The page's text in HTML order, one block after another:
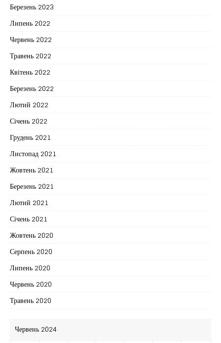
Березень 2023
Липень 2022
Червень 2022
Травень 2022
Квітень 2022
Березень 2022
Лютий 2022
Січень 2022
Грудень 2021
Листопад 2021
Жовтень 2021
Березень 2021
Лютий 2021
Січень 2021
Жовтень 2020
Серпень 2020
Липень 2020
Червень 2020
Травень 2020
Червень 2024